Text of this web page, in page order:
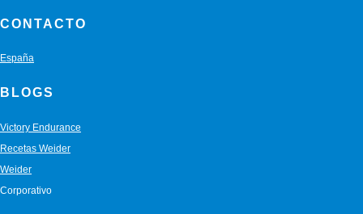
CONTACTO
España
BLOGS
Victory Endurance
Recetas Weider
Weider
Corporativo